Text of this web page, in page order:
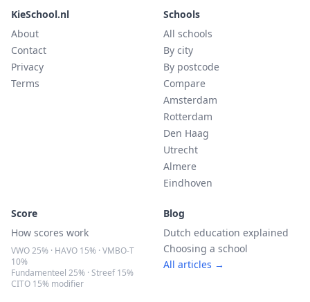
KieSchool.nl
About
Contact
Privacy
Terms
Schools
All schools
By city
By postcode
Compare
Amsterdam
Rotterdam
Den Haag
Utrecht
Almere
Eindhoven
Score
How scores work
VWO 25% · HAVO 15% · VMBO-T
10%
Fundamenteel 25% · Streef 15%
CITO 15% modifier
Blog
Dutch education explained
Choosing a school
All articles →